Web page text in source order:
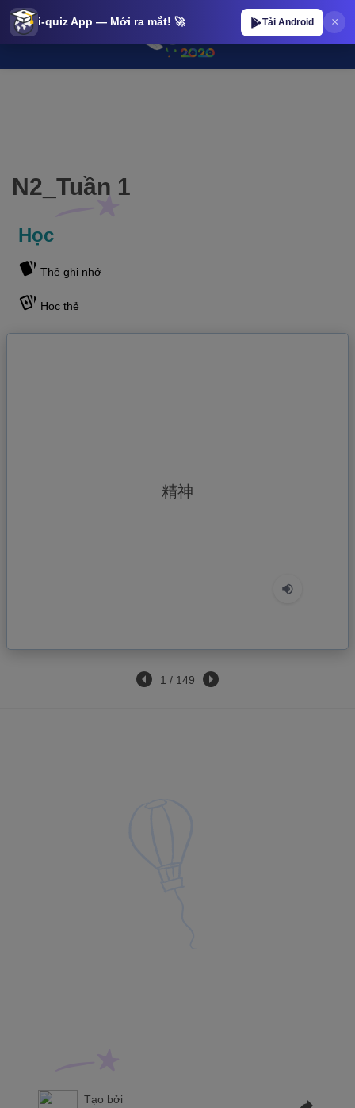
N2_Tuần 1 | iQuiz@stop N2_Tuần 1 | iQuiz@stop
N2_Tuần 1
Học
Thẻ ghi nhớ
Học thẻ
精神
せいしん
1 / 149
Tạo bởi
i-quiz App — Mới ra mắt! 🚀 Tải Android ×